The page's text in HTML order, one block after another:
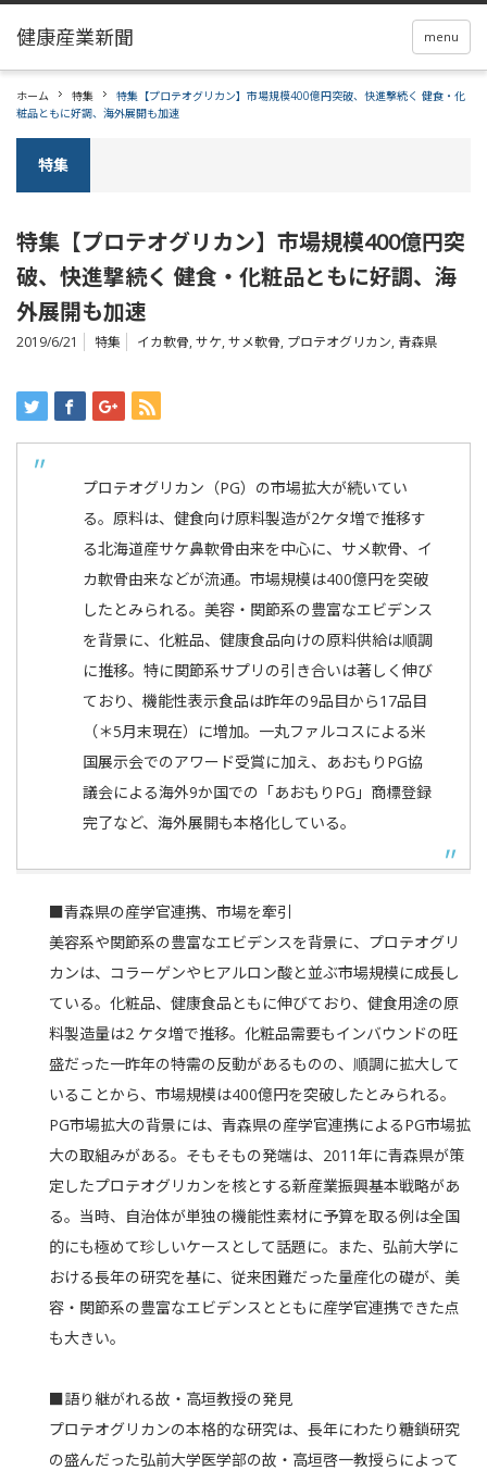
menu
ホーム 特集
特集【プロテオグリカン】市場規模400億円突破、快進撃続く 健食・化
粧品ともに好調、海外展開も加速
特集
特集【プロテオグリカン】市場規模400億円突
破、快進撃続く 健食・化粧品ともに好調、海
外展開も加速
2019/6/21 特集 イカ軟骨, サケ, サメ軟骨, プロテオグリカン, 青森県
プロテオグリカン（PG）の市場拡大が続いてい
る。原料は、健食向け原料製造が2ケタ増で推移す
る北海道産サケ鼻軟骨由来を中心に、サメ軟骨、イ
カ軟骨由来などが流通。市場規模は400億円を突破
したとみられる。美容・関節系の豊富なエビデンス
を背景に、化粧品、健康食品向けの原料供給は順調
に推移。特に関節系サプリの引き合いは著しく伸び
ており、機能性表示食品は昨年の9品目から17品目
（＊5月末現在）に増加。一丸ファルコスによる米
国展示会でのアワード受賞に加え、あおもり PG協
議会による海外9か国での「あおもり PG 」商標登録
完了など、海外展開も本格化している。
■青森県の産学官連携、市場を牽引
美容系や関節系の豊富なエビデンスを背景に、プロテオグリ
カンは、コラーゲンやヒアルロン酸と並ぶ市場規模に成長し
ている。化粧品、健康食品ともに伸びており、健食用途の原
料製造量は2 ケタ増で推移。化粧品需要もインバウンドの旺
盛だった一昨年の特需の反動があるものの、順調に拡大して
いることから、市場規模は400億円を突破したとみられる。
PG市場拡大の背景には、青森県の産学官連携によるPG市場拡
大の取組みがある。そもそもの発端は、 2011年に青森県が策
定したプロテオグリカンを核とする新産業振興基本戦略があ
る。当時、自治体が単独の機能性素材に予算を取る例は全国
的にも極めて珍しいケースとして話題に。また、弘前大学に
おける長年の研究を基に、従来困難だった量産化の礎が、美
容・関節系の豊富なエビデンスとともに産学官連携できた点
も大きい。
■語り継がれる故・高垣教授の発見
プロテオグリカンの本格的な研究は、長年にわたり糖鎖研究
の盛んだった弘前大学医学部の故・高垣啓一教授らによって